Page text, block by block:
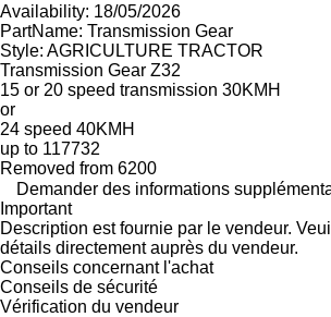
Availability: 18/05/2026
PartName: Transmission Gear
Style: AGRICULTURE TRACTOR
Transmission Gear Z32
15 or 20 speed transmission 30KMH
or
24 speed 40KMH
up to 117732
Removed from 6200
Demander des informations
Important
Description est fournie par le vendeur.
détails directement auprès du vendeur.
Conseils concernant l'achat
Conseils de sécurité
Vérification du vendeur